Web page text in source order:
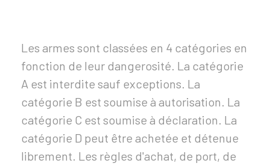
Les armes sont classées en 4 catégories en
fonction de leur dangerosité. La catégorie
A est interdite sauf exceptions. La
catégorie B est soumise à autorisation. La
catégorie C est soumise à déclaration. La
catégorie D peut être achetée et détenue
librement. Les règles d'achat, de port, de